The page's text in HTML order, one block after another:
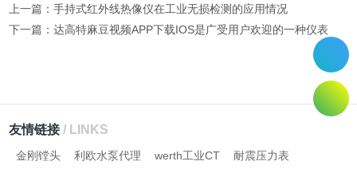
上一篇：手持式红外线热像仪在工业无损检测的应用情况
下一篇：达高特麻豆视频APP下载IOS是广受用户欢迎的一种仪表
友情链接/ LINKS
金刚镗头 利欧水泵代理 werth工业CT
耐震压力表